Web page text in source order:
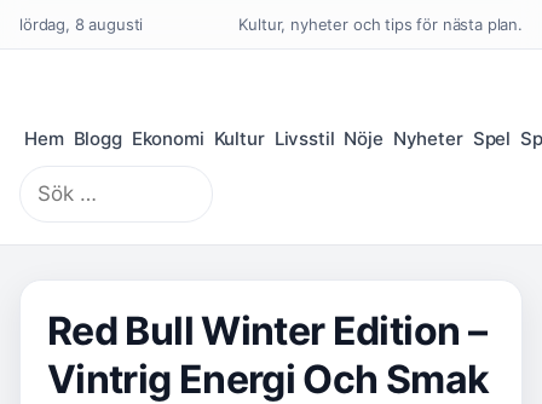
lördag, 8 augusti Kultur, nyheter och tips för nästa plan.
Hem Blogg Ekonomi Kultur Livsstil Nöje Nyheter Spel
Sök
efter:
Red Bull Winter Edition –
Vintrig Energi Och Smak